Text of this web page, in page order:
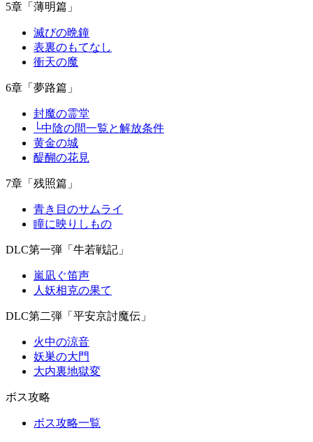
5章「薄明篇」
滅びの晩鐘
表裏のもてなし
衝天の魔
6章「夢路篇」
封魔の霊堂
└中陰の間一覧と解放条件
黄金の城
醍醐の花見
7章「残照篇」
青き目のサムライ
瞳に映りしもの
DLC第一弾「牛若戦記」
嵐凪ぐ笛声
人妖相克の果て
DLC第二弾「平安京討魔伝」
火中の涼音
妖巣の大門
大内裏地獄変
ボス攻略
ボス攻略一覧